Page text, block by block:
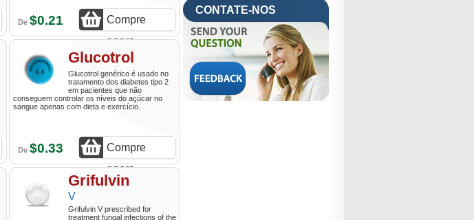
De $0.21
Compre
agora
Glucotrol
Glucotrol genérico é usado no
tratamento dos diabetes tipo 2
em pacientes que não
conseguem controlar os níveis do açúcar no
sangue apenas com dieta e exercício.
De $0.33
Compre
agora
Grifulvin
V
Grifulvin V prescribed for
treatment fungal infections of the
CONTATE-NOS